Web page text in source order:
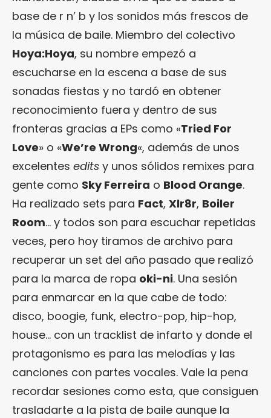
base de r n’ b y los sonidos más frescos de
la música de baile. Miembro del colectivo
Hoya:Hoya, su nombre empezó a
escucharse en la escena a base de sus
sonadas fiestas y no tardó en obtener
reconocimiento fuera y dentro de sus
fronteras gracias a EPs como «Tried For
Love» o «We’re Wrong«, además de unos
excelentes edits y unos sólidos remixes para
gente como Sky Ferreira o Blood Orange.
Ha realizado sets para Fact, Xlr8r, Boiler
Room… y todos son para escuchar repetidas
veces, pero hoy tiramos de archivo para
recuperar un set del año pasado que realizó
para la marca de ropa oki-ni. Una sesión
para enmarcar en la que cabe de todo:
disco, boogie, funk, electro-pop, hip-hop,
house… con un tracklist de infarto y donde el
protagonismo es para las melodías y las
canciones con partes vocales. Vale la pena
recordar sesiones como esta, que consiguen
trasladarte a la pista de baile aunque la